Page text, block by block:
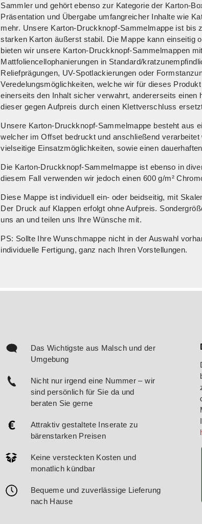
Sammler und gehört ebenso zur Kategorie der Karton-
Präsentation und Übergabe umfangreicher Inhalte wie
mehr. Unsere Karton-Druckknopf-Sammelmappe ist bis
starken Karton äußerst stabil. Die Mappe kann einseitig
bieten wir unsere Karton-Druckknopf-Sammelmappen
Mattfoliencellophanierungen in Standard/
Reliefprägungen, UV-Spotlackierungen oder
Veredelungsmöglichkeiten, welche wir für dieses
einerseits den Inhalt sicher verwahrt, andererseits
dieser gegen Aufpreis durch einen Klettverschluss
Unsere Karton-Druckknopf-Sammelmappe besteht aus
welcher im Offset bedruckt und anschließend
vielseitige Einsatzmöglichkeiten, sowie einen
Die Karton-Druckknopf-Sammelmappe ist ebenso in
diesem Fall verwenden wir jedoch einen 600 g/m²
Diese Mappe ist individuell ein- oder beidseitig, mit
Der Druck auf Klappen erfolgt ohne Aufpreis.
uns an und teilen uns Ihre Wünsche mit.
PS: Sollte Ihre Wunschmappe nicht in der Auswahl
individuelle Fertigung, ganz nach Ihren Vorstellungen.
Das Wichtigste aus Malsch und der
Umgebung
Nicht nur irgend eine Nummer – wir
sind persönlich für Sie da und
beraten Sie gerne
Attraktiv gestaltete Inserate zu
bärenstarken Preisen
Keine versteckten Kosten und
monatlich kündbar
Bequeme und zuverlässige Lieferung
nach Hause